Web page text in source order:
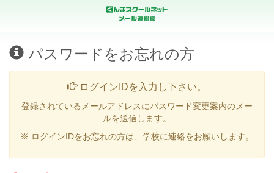
パスワードをお忘れの方
ログインIDを入力し下さい。
登録されているメールアドレスにパスワード変更案内のメー
ルを送信します。
※ ログインIDをお忘れの方は、学校に連絡をお願いします。